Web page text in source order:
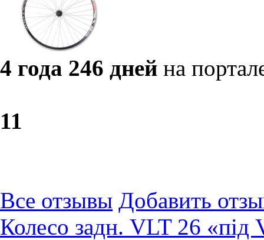
4 года 246 дней на
11
Все отзывы Добавить
Колесо задн. VLT 26 «під